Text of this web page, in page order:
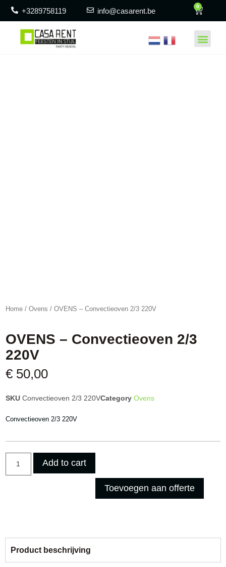
+3289758119 info@casarent.be 0
Home / Ovens / OVENS – Convectieoven 2/3 220V
OVENS – Convectieoven 2/3
220V
€ 50,00
SKU Convectieoven 2/3 220VCategory Ovens
Convectieoven 2/3 220V
Add to cart
Toevoegen aan offerte
Product beschrijving